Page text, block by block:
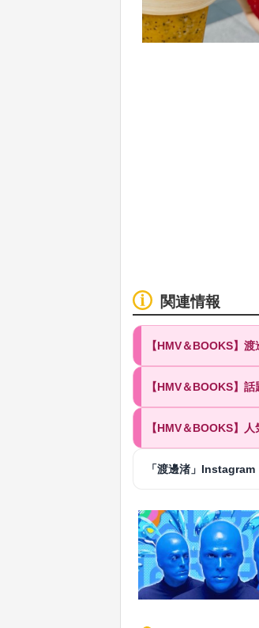
関連情報
【HMV＆BOOKS】
【HMV＆BOOKS】
【HMV＆BOOKS】
「渡邊渚」Instagram